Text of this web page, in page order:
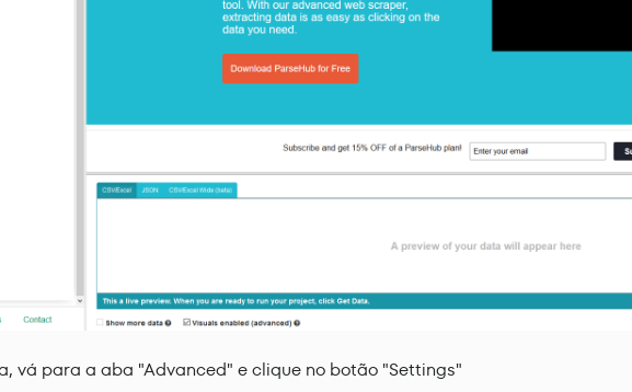
vá para a aba "Advanced" e clique no botão "Settings"